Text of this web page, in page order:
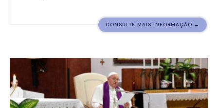
CONSULTE MAIS INFORMAÇÃO →